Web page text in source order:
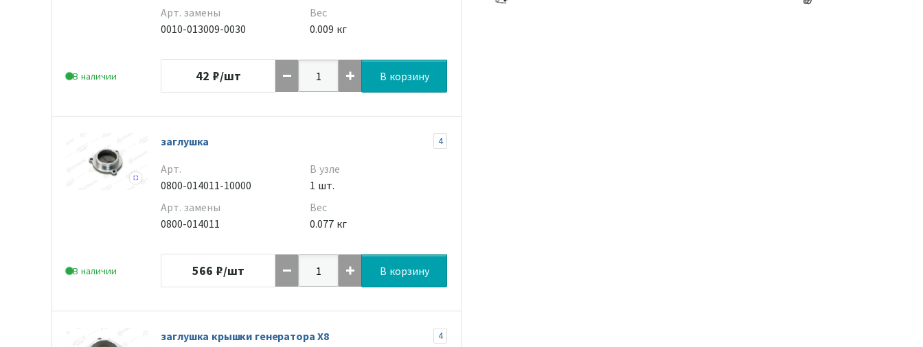
В наличии
Арт. замены
0010-013009-0030
Вес
0.009 кг
42 ₽/шт В корзину
В наличии
заглушка 4
Арт.
0800-014011-10000
Арт. замены
0800-014011
В узле
1 шт.
Вес
0.077 кг
566 ₽/шт В корзину
заглушка крышки генератора Х8 4